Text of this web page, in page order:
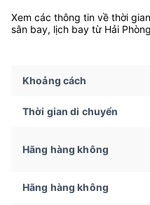
Xem các thông tin về thời
sân bay, lịch bay từ Hải
Khoảng cách
Thời gian di chuyển
Hãng hàng không
Hãng hàng không